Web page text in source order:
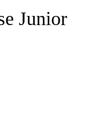
Junior